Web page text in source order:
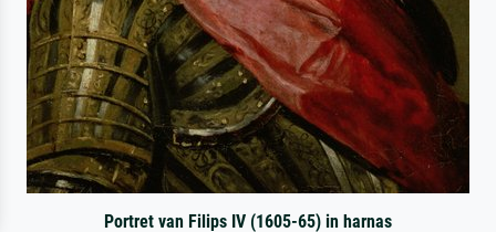
Portret van Filips IV (1605-65) in harnas